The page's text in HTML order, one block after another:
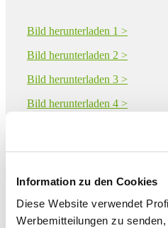
Information zu den Cookies
Diese Website verwendet
Werbemitteilungen zu
Bild herunterladen 1 >
Bild herunterladen 2 >
Bild herunterladen 3 >
Bild herunterladen 4 >